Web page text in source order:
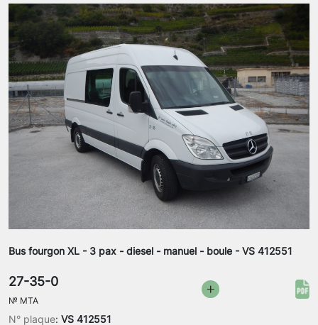
Bus fourgon XL - 3 pax - diesel - manuel - boule - VS 412551
N° plaque: VS 412551
27-35-0
№ MTA